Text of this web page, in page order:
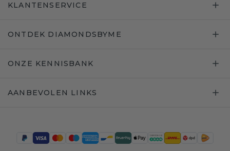
KLANTENSERVICE
ONTDEK DIAMONDSBYME
ONZE KENNISBANK
AANBEVOLEN LINKS